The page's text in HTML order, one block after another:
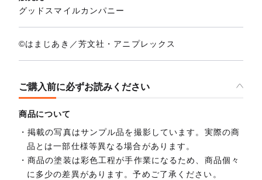
グッドスマイルカンパニー
©はまじあき／芳文社・アニプレックス
ご購入前に必ずお読みください
商品について
掲載の写真はサンプル品を撮影しています。実際の商
品とは一部仕様等異なる場合があります。
商品の塗装は彩色工程が手作業になるため、商品個々
に多少の差異があります。予めご了承ください。